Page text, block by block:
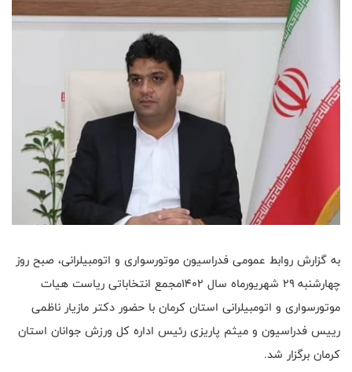
به گزارش روابط عمومی فدراسیون موتورسواری و اتومبیلرانی، صبح روز
چهارشنبه ۲۹ شهریورماه سال 1402مجمع انتخاباتی ریاست هیات
موتورسواری و اتومبیلرانی استان کرمان با حضور دکتر مازیار ناظمی
رییس فدراسیون و میثم پاریزی رئیس اداره کل ورزش جوانان استان
کرمان برگزار شد.